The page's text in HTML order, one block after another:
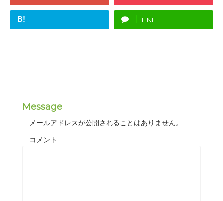
B! LINE
Message
メールアドレスが公開されることはありません。
コメント